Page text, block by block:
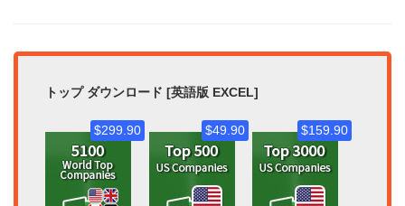
トップ ダウンロード [英語版 EXCEL]
$299.90 $49.90 $159.90